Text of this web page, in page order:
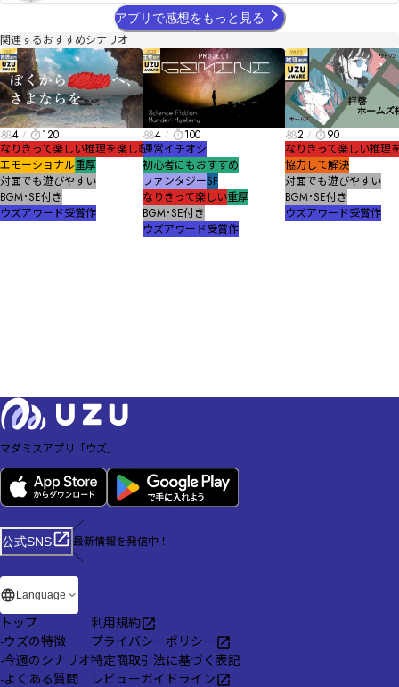
アプリで感想をもっと見る
関連するおすすめシナリオ
4
120
なりきって楽しい推理を楽しむ
エモーショナル重厚
対面でも遊びやすい
BGM･SE付き
ウズアワード受賞作
4
100
運営イチオシ
初心者にもおすすめ
ファンタジーSF
なりきって楽しい重厚
BGM･SE付き
ウズアワード受賞作
2
90
なりきって楽しい推理
協力して解決
対面でも遊びやすい
BGM･SE付き
ウズアワード受賞作
マダミスアプリ「ウズ」
公式SNS
／
最新情報を発信中！
＼
Language
トップ
-ウズの特徴
-今週のシナリオ
-よくある質問
利用規約
プライバシーポリシー
特定商取引法に基づく表記
レビューガイドライン